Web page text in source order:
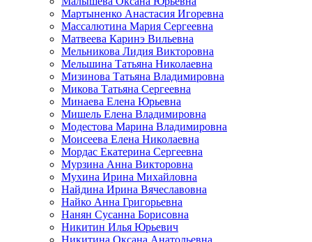
Мартыненко Анастасия Игоревна
Массалютина Мария Сергеевна
Матвеева Каринэ Вильевна
Мельникова Лидия Викторовна
Мельшина Татьяна Николаевна
Мизинова Татьяна Владимировна
Микова Татьяна Сергеевна
Минаева Елена Юрьевна
Мишель Елена Владимировна
Модестова Марина Владимировна
Моисеева Елена Николаевна
Мордас Екатерина Сергеевна
Мурзина Анна Викторовна
Мухина Ирина Михайловна
Найдина Ирина Вячеславовна
Найко Анна Григорьевна
Нанян Сусанна Борисовна
Никитин Илья Юрьевич
Никитина Оксана Анатольевна